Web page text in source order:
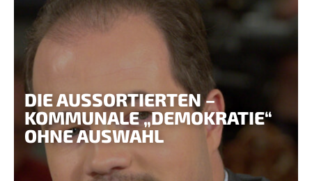
DIE AUSSORTIERTEN –
KOMMUNALE „DEMOKRATIE“
OHNE AUSWAHL